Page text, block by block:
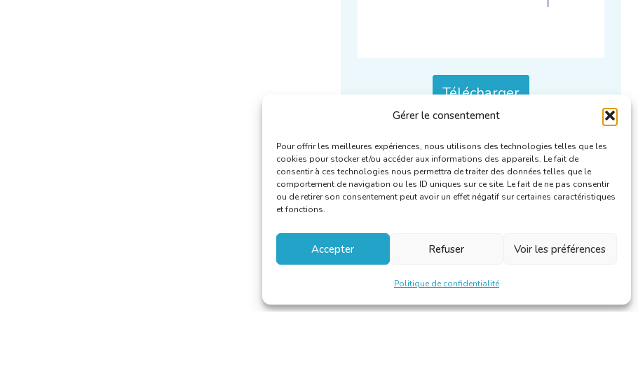
Gérer le consentement
Pour offrir les meilleures expériences, nous utilisons des technologies telles que les
cookies pour stocker et/ou accéder aux informations des appareils. Le fait de
consentir à ces technologies nous permettra de traiter des données telles que le
comportement de navigation ou les ID uniques sur ce site. Le fait de ne pas consentir
ou de retirer son consentement peut avoir un effet négatif sur certaines caractéristiques
et fonctions.
Accepter Refuser Voir les préférences
Politique de confidentialité
Télécharger
Catégories : Le linguiste